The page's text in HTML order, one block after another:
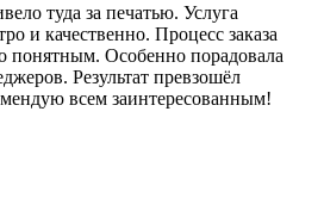
туда за печатью. Услуга
и качественно. Процесс заказа
понятным. Особенно порадовала
Результат превзошёл
всем заинтересованным!